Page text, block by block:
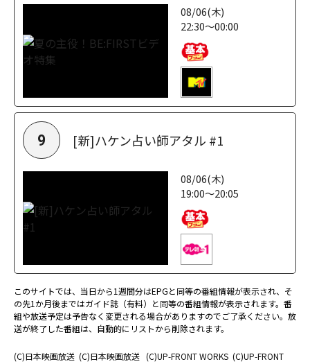
08/06(木)
22:30～00:00
9 [新]ハケン占い師アタル #1
08/06(木)
19:00～20:05
このサイトでは、当日から1週間分はEPGと同等の番組情報が表示され、そ
の先1か月後まではガイド誌（有料）と同等の番組情報が表示されます。番
組や放送予定は予告なく変更される場合がありますのでご了承ください。放
送が終了した番組は、自動的にリストから削除されます。
(C)日本映画放送 (C)日本映画放送 (C)UP-FRONT WORKS (C)UP-FRONT